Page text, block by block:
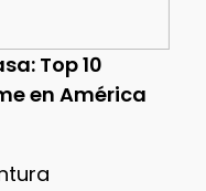
Top 10
en América